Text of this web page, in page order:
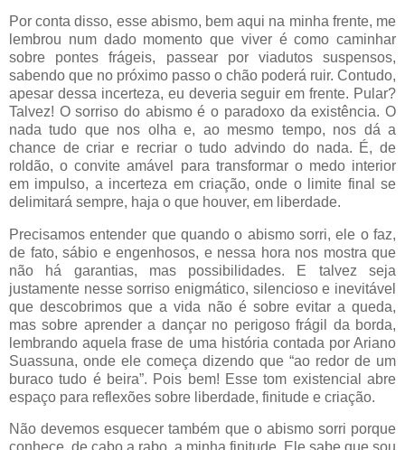
Por conta disso, esse abismo, bem aqui na minha frente, me
lembrou num dado momento que viver é como caminhar
sobre pontes frágeis, passear por viadutos suspensos,
sabendo que no próximo passo o chão poderá ruir. Contudo,
apesar dessa incerteza, eu deveria seguir em frente. Pular?
Talvez! O sorriso do abismo é o paradoxo da existência. O
nada tudo que nos olha e, ao mesmo tempo, nos dá a
chance de criar e recriar o tudo advindo do nada. É, de
roldão, o convite amável para transformar o medo interior
em impulso, a incerteza em criação, onde o limite final se
delimitará sempre, haja o que houver, em liberdade.
Precisamos entender que quando o abismo sorri, ele o faz,
de fato, sábio e engenhosos, e nessa hora nos mostra que
não há garantias, mas possibilidades. E talvez seja
justamente nesse sorriso enigmático, silencioso e inevitável
que descobrimos que a vida não é sobre evitar a queda,
mas sobre aprender a dançar no perigoso frágil da borda,
lembrando aquela frase de uma história contada por Ariano
Suassuna, onde ele começa dizendo que “ao redor de um
buraco tudo é beira”. Pois bem! Esse tom existencial abre
espaço para reflexões sobre liberdade, finitude e criação.
Não devemos esquecer também que o abismo sorri porque